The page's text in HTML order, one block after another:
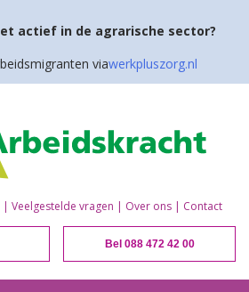
actief in de agrarische sector?
viawerkpluszorg.nl
| Veelgestelde vragen | Over ons | Contact
Bel 088 472 42 00